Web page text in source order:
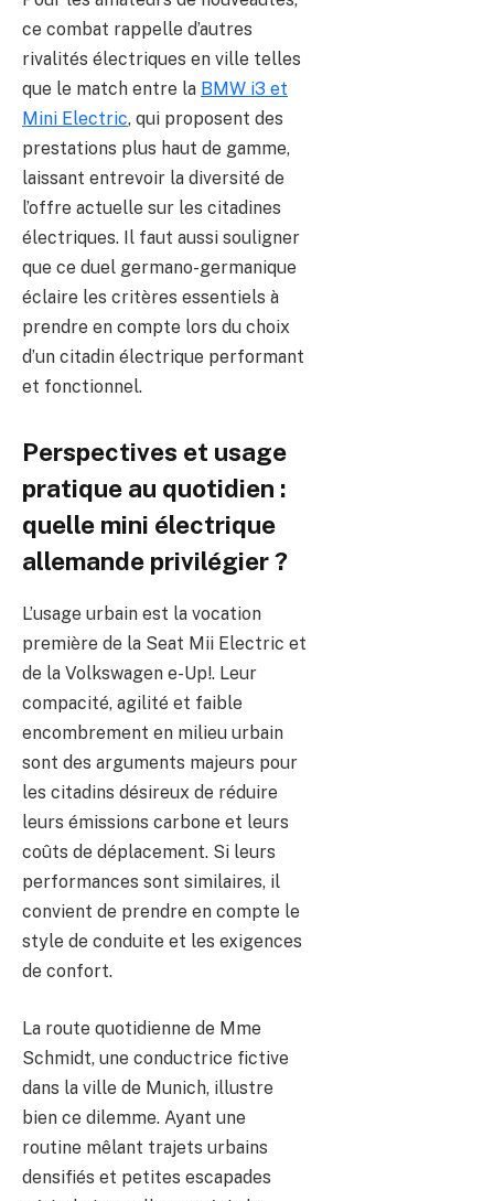
ce combat rappelle d’autres
rivalités électriques en ville telles
que le match entre la BMW i3 et
Mini Electric, qui proposent des
prestations plus haut de gamme,
laissant entrevoir la diversité de
l’offre actuelle sur les citadines
électriques. Il faut aussi souligner
que ce duel germano-germanique
éclaire les critères essentiels à
prendre en compte lors du choix
d’un citadin électrique performant
et fonctionnel.
Perspectives et usage
pratique au quotidien :
quelle mini électrique
allemande privilégier ?
L’usage urbain est la vocation
première de la Seat Mii Electric et
de la Volkswagen e-Up!. Leur
compacité, agilité et faible
encombrement en milieu urbain
sont des arguments majeurs pour
les citadins désireux de réduire
leurs émissions carbone et leurs
coûts de déplacement. Si leurs
performances sont similaires, il
convient de prendre en compte le
style de conduite et les exigences
de confort.
La route quotidienne de Mme
Schmidt, une conductrice fictive
dans la ville de Munich, illustre
bien ce dilemme. Ayant une
routine mêlant trajets urbains
densifiés et petites escapades